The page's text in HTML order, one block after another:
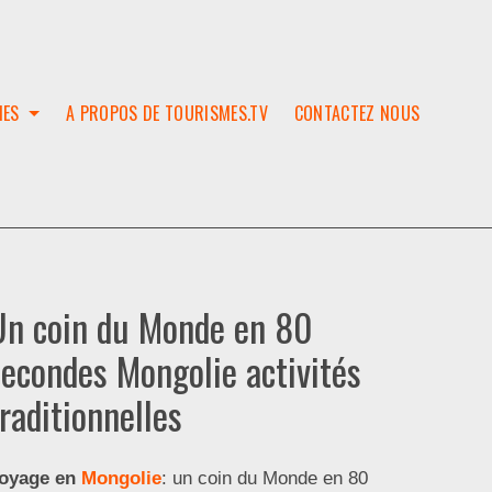
A PROPOS DE TOURISMES.TV CONTACTEZ NOUS
coin du Monde en 80
Mongolie activités
en Mongolie: un coin du Monde en 80